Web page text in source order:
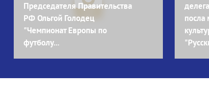
Председателя Правительства
РФ Ольгой Голодец
"Чемпионат Европы по
футболу...